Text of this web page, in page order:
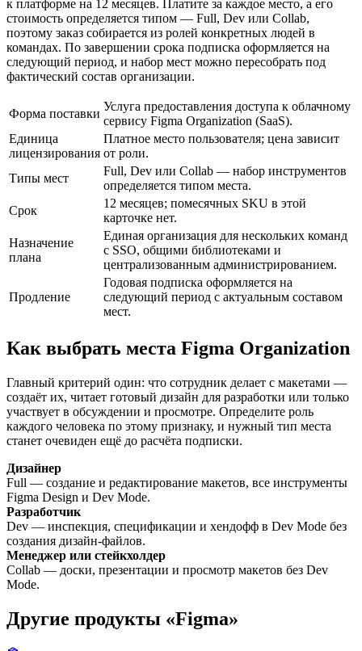
к платформе на 12 месяцев. Платите за каждое место, а его
стоимость определяется типом — Full, Dev или Collab,
поэтому заказ собирается из ролей конкретных людей в
командах. По завершении срока подписка оформляется на
следующий период, и набор мест можно пересобрать под
фактический состав организации.
Форма поставки
Услуга предоставления доступа к облачному
сервису Figma Organization (SaaS).
Единица
лицензирования
Платное место пользователя; цена зависит
от роли.
Типы мест
Full, Dev или Collab — набор инструментов
определяется типом места.
Срок
12 месяцев; помесячных SKU в этой
карточке нет.
Назначение
плана
Единая организация для нескольких команд
с SSO, общими библиотеками и
централизованным администрированием.
Продление
Годовая подписка оформляется на
следующий период с актуальным составом
мест.
Как выбрать места Figma Organization
Главный критерий один: что сотрудник делает с макетами —
создаёт их, читает готовый дизайн для разработки или только
участвует в обсуждении и просмотре. Определите роль
каждого человека по этому признаку, и нужный тип места
станет очевиден ещё до расчёта подписки.
Дизайнер
Full — создание и редактирование макетов, все инструменты
Figma Design и Dev Mode.
Разработчик
Dev — инспекция, спецификации и хендофф в Dev Mode без
создания дизайн-файлов.
Менеджер или стейкхолдер
Collab — доски, презентации и просмотр макетов без Dev
Mode.
Другие продукты «Figma»